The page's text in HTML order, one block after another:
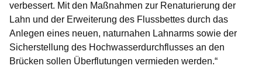
verbessert. Mit den Maßnahmen zur Renaturierung der
Lahn und der Erweiterung des Flussbettes durch das
Anlegen eines neuen, naturnahen Lahnarms sowie der
Sicherstellung des Hochwasserdurchflusses an den
Brücken sollen Überflutungen vermieden werden.“